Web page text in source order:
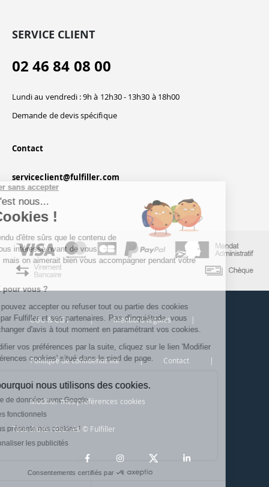
Continuer sans accepter
Salut c'est nous...
les Cookies !
On a attendu d'être sûrs que le contenu de
ce site vous intéresse avant de vous
déranger, mais on aimerait bien vous accompagner pendant votre
visite...
C'est OK pour vous ?
Ici, vous pouvez accepter ou refuser tout ou partie des cookies
déposés par Fulfiller et ses partenaires. Pas d'inquiétude, vous
pourrez changer d'avis à tout moment en paramétrant vos cookies.
Pour modifier vos préférences par la suite, cliquez sur le lien 'Modifier
mes préférences cookies' situé dans le pied de page.
Voici pourquoi nous utilisons des cookies.
Partage de données avec Google
Cookies fonctionnels
On vous présente nos cookies !
Personnaliser les publicités
Consentements certifiés par
SERVICE CLIENT
02 46 84 08 00
Lundi au vendredi : 9h à 12h30 - 13h30 à 18h00
Demande de devis spécifique
Contact
serviceclient@fulfiller.com
CGU & CGV | Mentions légales
Politique de confidentialité | Contact
Modifier mes préférences cookies
Tous droits réservés © Fulfiller
Vos données sont sécurisées et confidentielles.